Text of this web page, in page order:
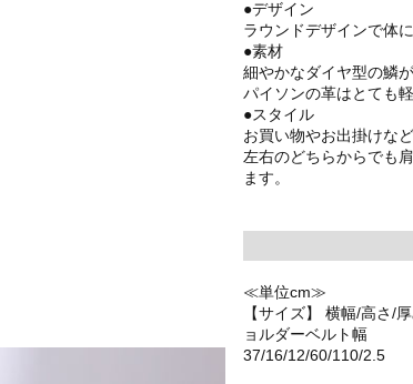
●デザイン
ラウンドデザインで体
●素材
細やかなダイヤ型の鱗
パイソンの革はとても
●スタイル
お買い物やお出掛けな
左右のどちらからでも
ます。
≪単位cm≫
【サイズ】 横幅/高さ/
ョルダーベルト幅
37/16/12/60/110/2.5